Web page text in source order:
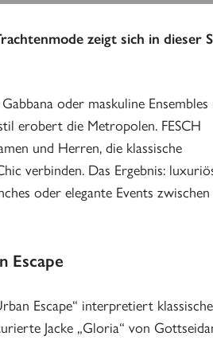
zeigt sich in dieser
oder maskuline
erobert die Metropolen. FESCH
und Herren, die klassische
verbinden. Das Ergebnis:
oder elegante Events zwischen
Escape
Escape“ interpretiert klassische
Jacke „Gloria“ von